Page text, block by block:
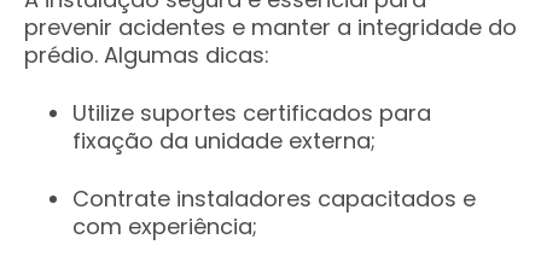
prevenir acidentes e manter a integridade do
prédio. Algumas dicas:
Utilize suportes certificados para
fixação da unidade externa;
Contrate instaladores capacitados e
com experiência;